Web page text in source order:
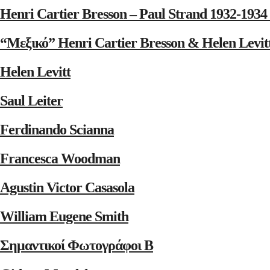
Henri Cartier Bresson – Paul Strand 1932-
“Μεξικό” Henri Cartier Bresson & Helen
Helen Levitt
Saul Leiter
Ferdinando Scianna
Francesca Woodman
Agustin Victor Casasola
William Eugene Smith
Σημαντικοί Φωτογράφοι Β